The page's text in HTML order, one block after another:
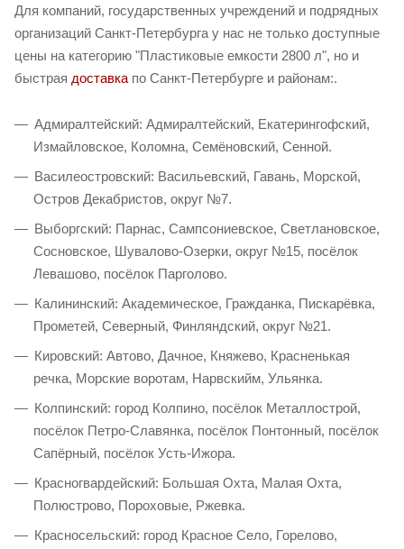
Для компаний, государственных учреждений и подрядных
организаций Санкт-Петербурга у нас не только доступные
цены на категорию "Пластиковые емкости 2800 л", но и
быстрая доставка по Санкт-Петербурге и районам:.
Адмиралтейский: Адмиралтейский, Екатерингофский,
Измайловское, Коломна, Семёновский, Сенной.
Василеостровский: Васильевский, Гавань, Морской,
Остров Декабристов, округ №7.
Выборгский: Парнас, Сампсониевское, Светлановское,
Сосновское, Шувалово-Озерки, округ №15, посёлок
Левашово, посёлок Парголово.
Калининский: Академическое, Гражданка, Пискарёвка,
Прометей, Северный, Финляндский, округ №21.
Кировский: Автово, Дачное, Княжево, Красненькая
речка, Морские воротам, Нарвскийм, Ульянка.
Колпинский: город Колпино, посёлок Металлострой,
посёлок Петро-Славянка, посёлок Понтонный, посёлок
Сапёрный, посёлок Усть-Ижора.
Красногвардейский: Большая Охта, Малая Охта,
Полюстрово, Пороховые, Ржевка.
Красносельский: город Красное Село, Горелово,